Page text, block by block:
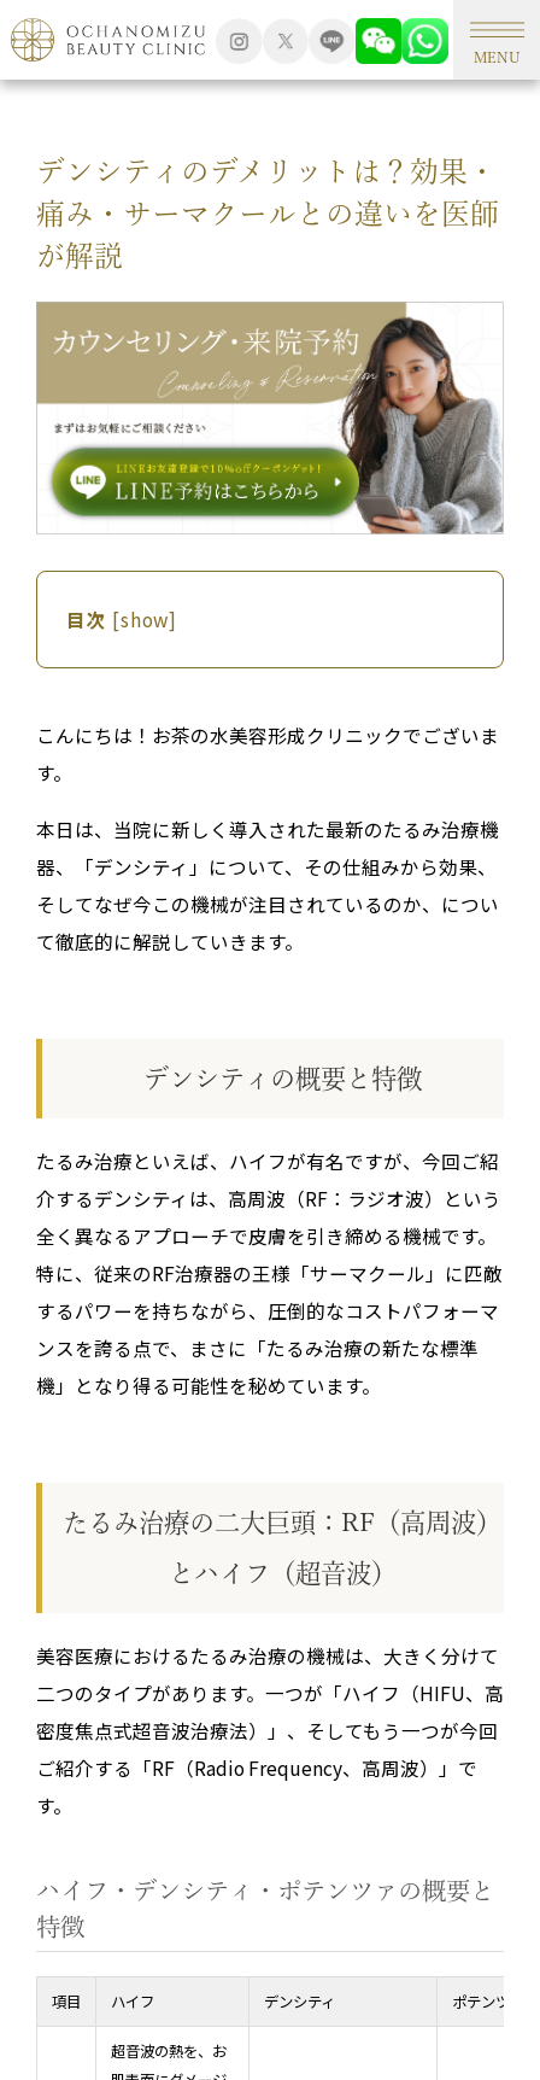
MENU
TOP 美容コラム
デンシティのデメリットは？効果・
痛み・サーマクールとの違いを医師
が解説
目次 [show]
こんにちは！お茶の水美容形成クリニックでございま
す。
本日は、当院に新しく導入された最新のたるみ治療機
器、「デンシティ 」について、その仕組みから効果、
そしてなぜ今この機械が注目されているのか、につい
て徹底的に解説していきます。
デンシティの概要と特徴
たるみ治療といえば、ハイフが有名ですが、今回ご紹
介するデンシティは、高周波（RF：ラジオ波）という
全く異なるアプローチで皮膚を引き締める機械です。
特に、従来のRF治療器の王様「サーマクール」に匹敵
するパワーを持ちながら、圧倒的なコストパフォーマ
ンスを誇る点で、まさに「たるみ治療の新たな標準
機」となり得る可能性を秘めています。
たるみ治療の二大巨頭：RF（高周波）
とハイフ（超音波）
美容医療におけるたるみ治療の機械は、大きく分けて
二つのタイプがあります。一つが「ハイフ（HIFU、高
密度焦点式超音波治療法）」、そしてもう一つが今回
ご紹介する「RF（Radio Frequency、高周波）」で
す。
ハイフ・デンシティ・ポテンツァの概要と
特徴
項目 ハイフ デンシティ ポテンツァ
超音波の熱を、お